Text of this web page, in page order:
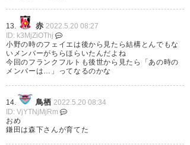
長谷部誠：獲得タイトル一覧🏆
https://t.co/tXCBZjepHU
— GG(カワノダイチ)
(gg_soccer4)2022, 5月 19
🏆 サポーターも歓喜！🙌 #UEL
13. 赤 2022.5.20 08:27
ID: k3MjZiOThj
小野の時のフェイエは後から見たら結構とんでもな
いメンバーがちらほらいたんだよね
今回のフランクフルトも後世から見たら「あの時の
メンバーは…」ってなるのかな
14. 鳥栖 2022.5.20 08:34
ID: VjYTNjMjRm
おめ
鎌田は森下さんが育てた